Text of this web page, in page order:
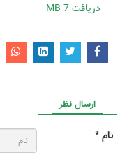
دریافت7 MB
ارسال نظر
نام *